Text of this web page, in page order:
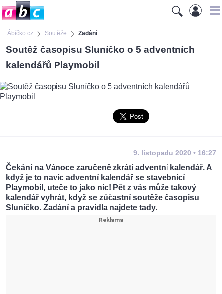
Ábíčko.cz Soutěže Zadání
Soutěž časopisu Sluníčko o 5 adventních
kalendářů Playmobil
9. listopadu 2020 • 16:27
Čekání na Vánoce zaručeně zkrátí adventní kalendář. A
když je to navíc adventní kalendář se stavebnicí
Playmobil, uteče to jako nic! Pět z vás může takový
kalendář vyhrát, když se zúčastní soutěže časopisu
Sluníčko. Zadání a pravidla najdete tady.